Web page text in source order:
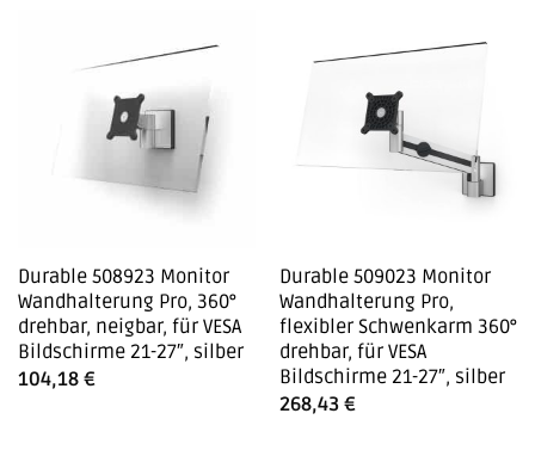
Durable 508923 Monitor
Wandhalterung Pro, 360°
drehbar, neigbar, für VESA
Bildschirme 21-27″, silber
104,18 €
Durable 509023 Monitor
Wandhalterung Pro,
flexibler Schwenkarm 360°
drehbar, für VESA
Bildschirme 21-27″, silber
268,43 €